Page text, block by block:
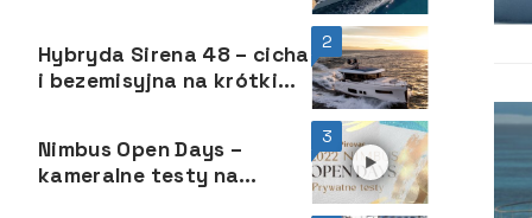
2
Hybryda Sirena 48 – cicha
i bezemisyjna na krótkim
3
Nimbus Open Days –
kameralne testy na